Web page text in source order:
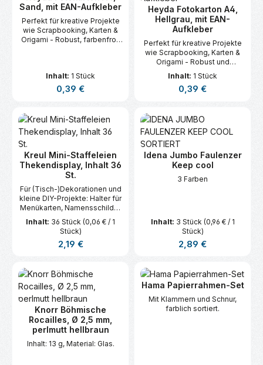
Sand, mit EAN-Aufkleber
Perfekt für kreative Projekte
wie Scrapbooking, Karten &
Origami - Robust, farbenfroh
Inhalt: 1 Stück
Regulärer Preis:
0,39 €
Heyda Fotokarton A4,
Hellgrau, mit EAN-
Aufkleber
Perfekt für kreative Projekte
wie Scrapbooking, Karten &
Origami - Robust und
vielseitig.
Inhalt: 1 Stück
Regulärer Preis:
0,39 €
Kreul Mini-Staffeleien
Thekendisplay, Inhalt 36
St.
Für (Tisch-)Dekorationen und
kleine DIY-Projekte: Halter für
Menükarten, Namensschilder
und Mini-Bilder.
Inhalt: 36 Stück (0,06 € / 1
Stück)
Regulärer Preis:
2,19 €
Idena Jumbo Faulenzer
Keep cool
3 Farben
Inhalt: 3 Stück (0,96 € / 1
Stück)
Regulärer Preis:
2,89 €
Knorr Böhmische
Rocailles, Ø 2,5 mm,
perlmutt hellbraun
Inhalt: 13 g, Material: Glas.
Hama Papierrahmen-Set
Mit Klammern und Schnur,
farblich sortiert.